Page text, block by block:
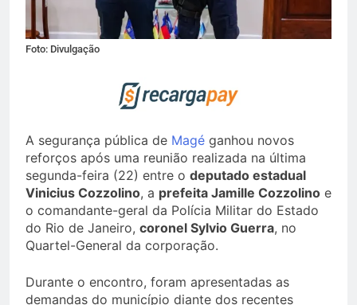
Foto: Divulgação
A segurança pública de Magé ganhou novos
reforços após uma reunião realizada na última
segunda-feira (22) entre o deputado estadual
Vinicius Cozzolino, a prefeita Jamille Cozzolino e
o comandante-geral da Polícia Militar do Estado
do Rio de Janeiro, coronel Sylvio Guerra, no
Quartel-General da corporação.
Durante o encontro, foram apresentadas as
demandas do município diante dos recentes